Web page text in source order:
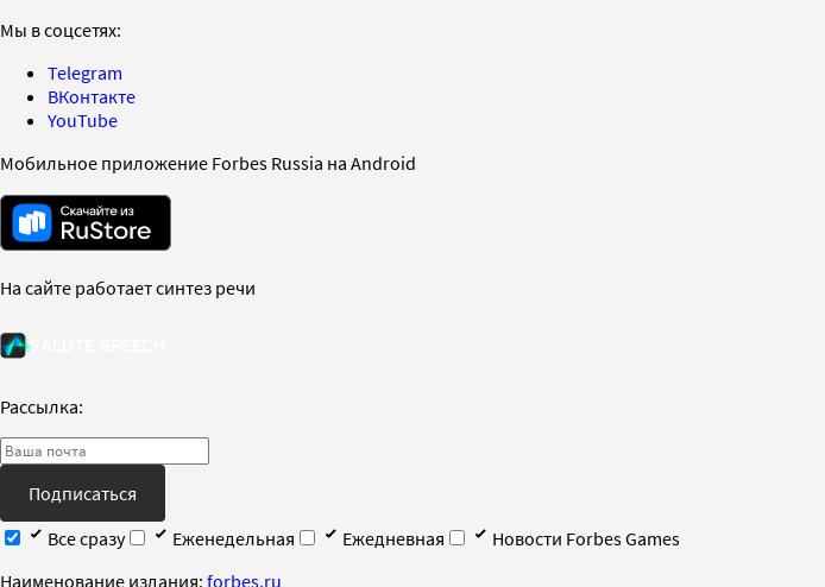
Мы в соцсетях:
Telegram
ВКонтакте
YouTube
Мобильное приложение Forbes Russia на Android
На сайте работает синтез речи
Рассылка:
Подписаться
Все сразу
Еженедельная Ежедневная
Новости Forbes Games
Наименование издания: forbes.ru